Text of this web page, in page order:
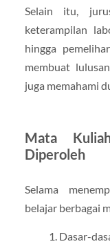
Selain itu,
keterampilan
hingga
membuat
juga memahami
Mata
Diperoleh
Selama
belajar berbagai
Dasar-